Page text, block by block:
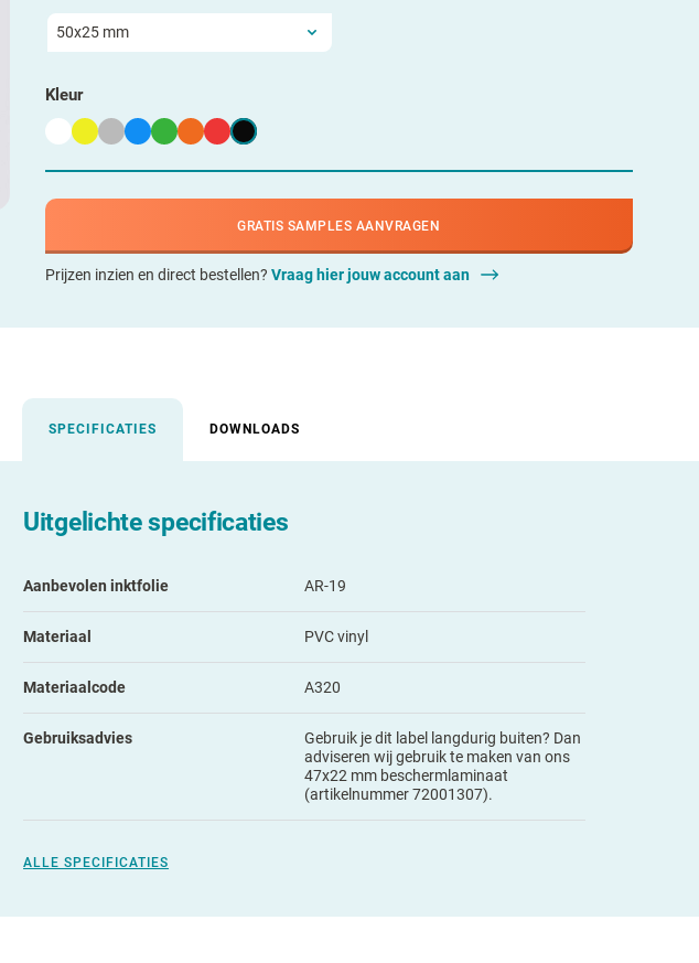
Kleur
GRATIS SAMPLES AANVRAGEN
Prijzen inzien en direct bestellen? Vraag hier jouw account aan
SPECIFICATIES DOWNLOADS
Uitgelichte specificaties
Aanbevolen inktfolie AR-19
Materiaal PVC vinyl
Materiaalcode A320
Gebruiksadvies
Gebruik je dit label langdurig buiten? Dan
adviseren wij gebruik te maken van ons
47x22 mm beschermlaminaat
(artikelnummer 72001307).
ALLE SPECIFICATIES